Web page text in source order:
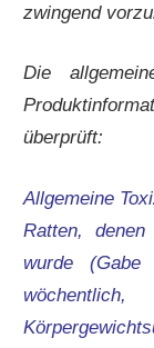
zwingend
Die
überprüft:
Allgemeine
Ratten,
wurde